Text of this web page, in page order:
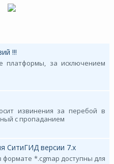
!!!
платформы, за исключением
извинения за перебой в
с пропаданием
СитиГИД версии 7.х
*.cgmap доступны для